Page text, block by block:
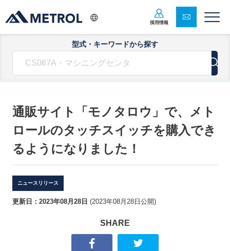
採用情報
型式・キーワードから探す
通販サイト「モノタロウ」で、メト
ロールのタッチスイッチを購入でき
るようになりました！
ニュースリリース
更新日： 2023年08月28日 (2023年08月28日 公開)
SHARE